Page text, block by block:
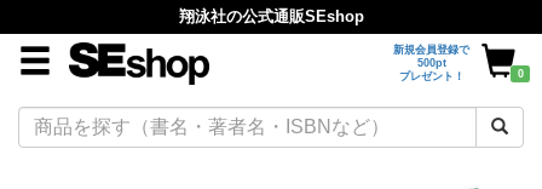
翔泳社の公式通販SEshop
新規会員登録で
500pt
プレゼント！
0